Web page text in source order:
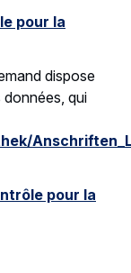
pour la
dispose
qui
pour la